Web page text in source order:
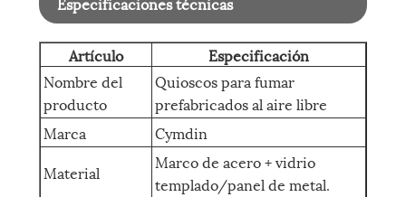
Artículo
Especificación
Nombre del
producto
Quioscos para fumar
prefabricados al aire libre
Marca
Cymdin
Material
Marco de acero + vidrio
templado/panel de metal.